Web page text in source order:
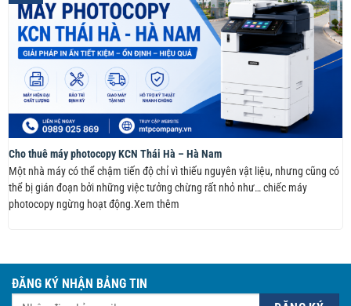
Cho thuê máy photocopy KCN Thái Hà – Hà Nam
Một nhà máy có thể chậm tiến độ chỉ vì thiếu nguyên vật liệu, nhưng cũng có
thể bị gián đoạn bởi những việc tưởng chừng rất nhỏ như… chiếc máy
photocopy ngừng hoạt động.Xem thêm
ĐĂNG KÝ NHẬN BẢNG TIN